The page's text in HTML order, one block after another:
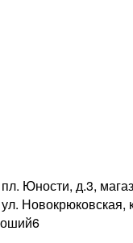
Юности, д.3,
Новокрюковская,
6